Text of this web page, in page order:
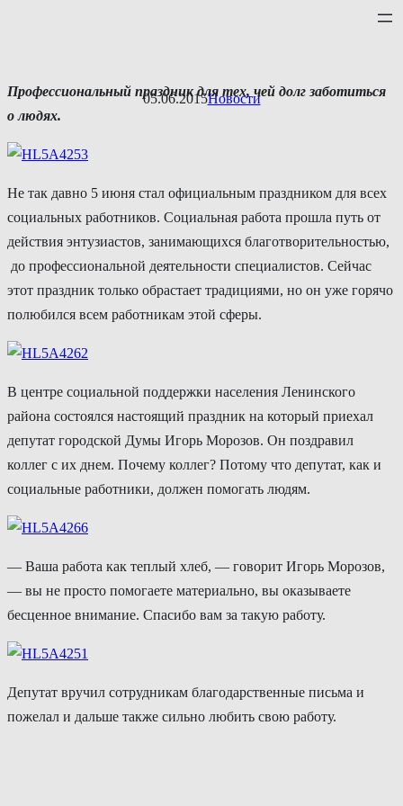
05.06.2015Новости
Профессиональный праздник для тех, чей долг заботиться
о людях.
Не так давно 5 июня стал официальным праздником для всех
социальных работников. Социальная работа прошла путь от
действия энтузиастов, занимающихся благотворительностью,
до профессиональной деятельности специалистов. Сейчас
этот праздник только обрастает традициями, но он уже горячо
полюбился всем работникам этой сферы.
В центре социальной поддержки населения Ленинского
района состоялся настоящий праздник на который приехал
депутат городской Думы Игорь Морозов. Он поздравил
коллег с их днем. Почему коллег? Потому что депутат, как и
социальные работники, должен помогать людям.
— Ваша работа как теплый хлеб, — говорит Игорь Морозов,
— вы не просто помогаете материально, вы оказываете
бесценное внимание. Спасибо вам за такую работу.
Депутат вручил сотрудникам благодарственные письма и
пожелал и дальше также сильно любить свою работу.